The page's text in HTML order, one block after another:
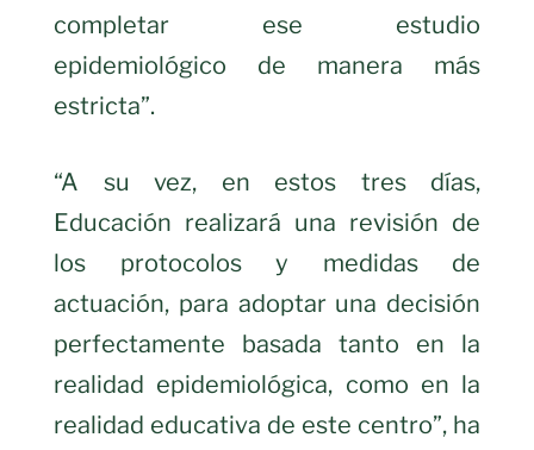
completar ese estudio
epidemiológico de manera más
estricta”.
“A su vez, en estos tres días,
Educación realizará una revisión de
los protocolos y medidas de
actuación, para adoptar una decisión
perfectamente basada tanto en la
realidad epidemiológica, como en la
realidad educativa de este centro”, ha